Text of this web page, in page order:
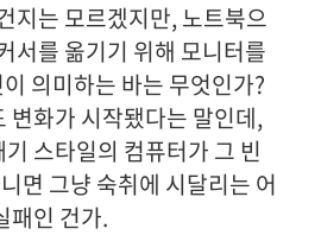
지는 모르겠지만, 노트북으
서를 옮기기 위해 모니터를
의미하는 바는 무엇인가?
변화가 시작됐다는 말인데,
스타일의 컴퓨터가 그 빈
면 그냥 숙취에 시달리는 어
패인 건가.